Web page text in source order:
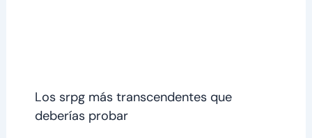
Los srpg más transcendentes que
deberías probar